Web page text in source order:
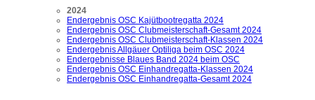
2024
Endergebnis OSC Kajütbootregatta 2024
Endergebnis OSC Clubmeisterschaft-Gesamt 2024
Endergebnis OSC Clubmeisterschaft-Klassen 2024
Endergebnis Allgäuer Optiliga beim OSC 2024
Endergebnisse Blaues Band 2024 beim OSC
Endergebnis OSC Einhandregatta-Klassen 2024
Endergebnis OSC Einhandregatta-Gesamt 2024